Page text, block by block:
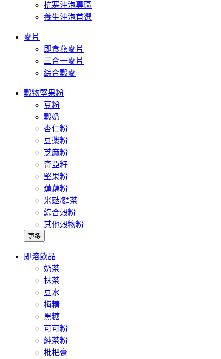
抗寒沖泡專區
養生沖泡首選
麥片
即食燕麥片
三合一麥片
綜合穀麥
穀物堅果粉
豆粉
穀奶
杏仁粉
豆漿粉
芝麻粉
奇亞籽
堅果粉
蓮藕粉
米麩/麵茶
綜合穀粉
其他穀物粉
更多
即溶飲品
奶茶
抹茶
豆水
梅精
黑糖
可可粉
純茶粉
枇杷膏